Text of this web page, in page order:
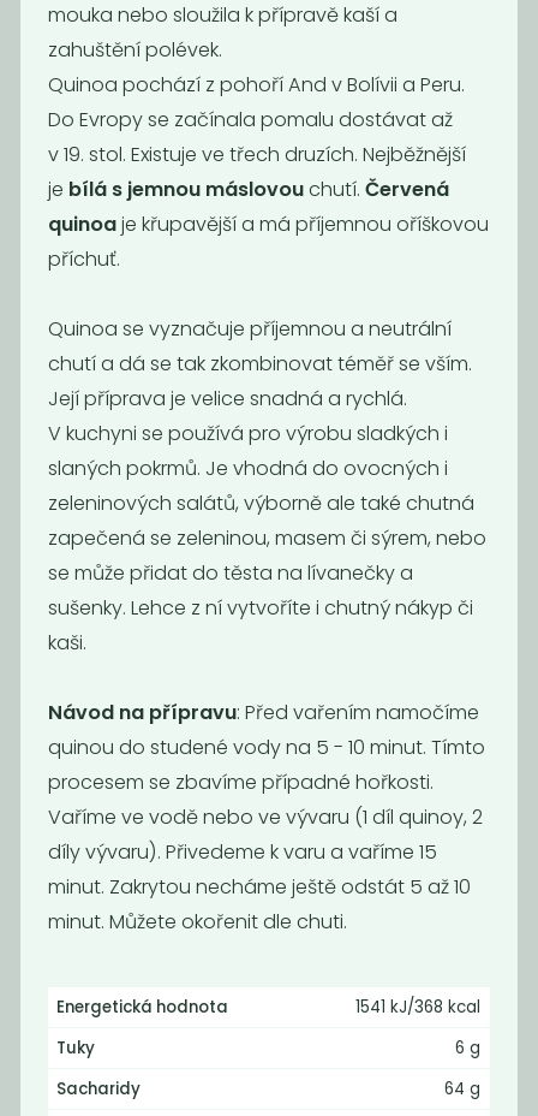
63 74
BIO
195Kč/ Kg 59 Kč / Kg
Kuskus
špaldový
mouka nebo sloužila k přípravě kaší a
zahuštění polévek.
Quinoa pochází z pohoří And v Bolívii a Peru.
Do Evropy se začínala pomalu dostávat až
v 19. stol. Existuje ve třech druzích. Nejběžnější
je bílá s jemnou máslovouchutí. Červená
quinoaje křupavější a má příjemnou oříškovou
příchuť.
Quinoa se vyznačuje příjemnou a neutrální
chutí a dá se tak zkombinovat téměř se vším.
Její příprava je velice snadná a rychlá.
V kuchyni se používá pro výrobu sladkých i
slaných pokrmů. Je vhodná do ovocných i
zeleninových salátů, výborně ale také chutná
zapečená se zeleninou, masem či sýrem, nebo
se může přidat do těsta na lívanečky a
sušenky. Lehce z ní vytvoříte i chutný nákyp či
kaši.
Návod na přípravu: Před vařením namočíme
quinou do studené vody na 5 - 10 minut. Tímto
procesem se zbavíme případné hořkosti.
Vaříme ve vodě nebo ve vývaru (1 díl quinoy, 2
díly vývaru). Přivedeme k varu a vaříme 15
minut. Zakrytou necháme ještě odstát 5 až 10
minut. Můžete okořenit dle chuti.
Energetická hodnota
1541 kJ/368 kcal
Tuky
6 g
Sacharidy
64 g